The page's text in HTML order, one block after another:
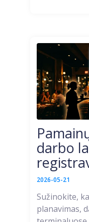
darbo
2026-05-21
Sužinokite,
planavimas,